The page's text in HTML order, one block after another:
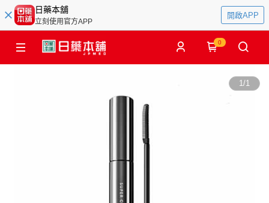
日藥本舖
立刻使用官方APP
開啟APP
0
1/1